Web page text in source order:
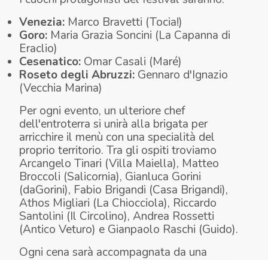
Venezia: Marco Bravetti (Tocia!)
Goro: Maria Grazia Soncini (La Capanna di
Eraclio)
Cesenatico: Omar Casali (Maré)
Roseto degli Abruzzi: Gennaro d'Ignazio
(Vecchia Marina)
Per ogni evento, un ulteriore chef
dell'entroterra si unirà alla brigata per
arricchire il menù con una specialità del
proprio territorio. Tra gli ospiti troviamo
Arcangelo Tinari (Villa Maiella), Matteo
Broccoli (Salicornia), Gianluca Gorini
(daGorini), Fabio Brigandi (Casa Brigandi),
Athos Migliari (La Chiocciola), Riccardo
Santolini (Il Circolino), Andrea Rossetti
(Antico Veturo) e Gianpaolo Raschi (Guido).
Ogni cena sarà accompagnata da una